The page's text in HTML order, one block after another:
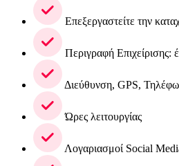
Επεξεργαστείτε την
Περιγραφή Επιχείρισης:
Διεύθυνση, GPS,
Ώρες λειτουργίας
Λογαριασμοί Social